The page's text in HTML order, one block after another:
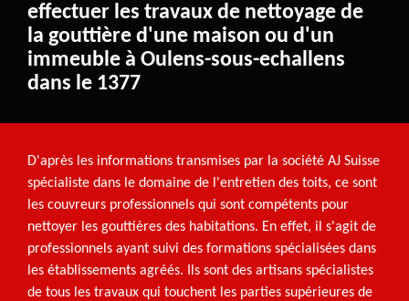
effectuer les travaux de nettoyage de
la gouttière d'une maison ou d'un
immeuble à Oulens-sous-echallens
dans le 1377
D'après les informations transmises par la société AJ Suisse
spécialiste dans le domaine de l'entretien des toits, ce sont
les couvreurs professionnels qui sont compétents pour
nettoyer les gouttières des habitations. En effet, il s'agit de
professionnels ayant suivi des formations spécialisées dans
les établissements agréés. Ils sont des artisans spécialistes
de tous les travaux qui touchent les parties supérieures de